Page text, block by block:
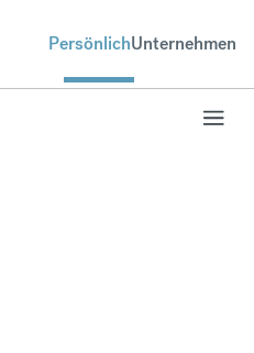
PersönlichUnternehmen